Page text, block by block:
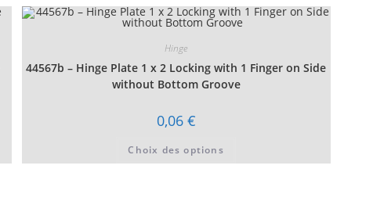
Hinge
44567b – Hinge Plate 1 x 2 Locking with 1 Finger on Side
without Bottom Groove
0,06 €
Choix des options
a